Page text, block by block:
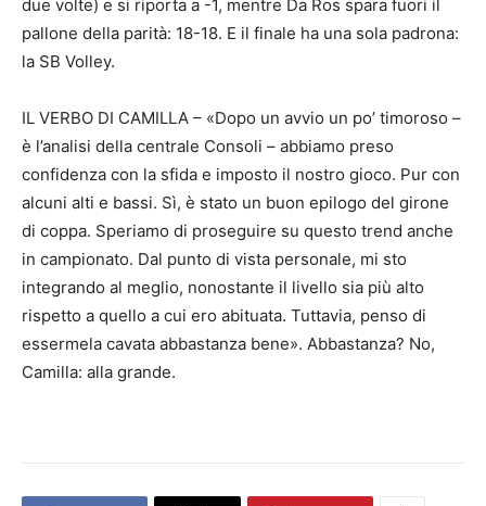
due volte) e si riporta a -1, mentre Da Ros spara fuori il
pallone della parità: 18-18. E il finale ha una sola padrona:
la SB Volley.
IL VERBO DI CAMILLA – «Dopo un avvio un po’ timoroso –
è l’analisi della centrale Consoli – abbiamo preso
confidenza con la sfida e imposto il nostro gioco. Pur con
alcuni alti e bassi. Sì, è stato un buon epilogo del girone
di coppa. Speriamo di proseguire su questo trend anche
in campionato. Dal punto di vista personale, mi sto
integrando al meglio, nonostante il livello sia più alto
rispetto a quello a cui ero abituata. Tuttavia, penso di
essermela cavata abbastanza bene». Abbastanza? No,
Camilla: alla grande.